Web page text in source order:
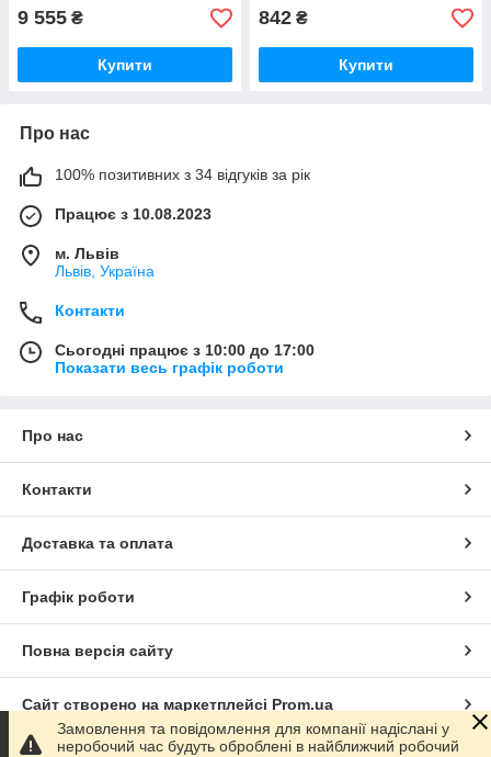
9 555 ₴
Купити
842 ₴
Купити
Про нас
100% позитивних з 34 відгуків за рік
Працює з 10.08.2023
м. Львів
Львів, Україна
Контакти
Сьогодні працює з 10:00 до 17:00
Показати весь графік роботи
Про нас
Контакти
Доставка та оплата
Графік роботи
Повна версія сайту
Сайт створено на маркетплейсі Prom.ua
Замовлення та повідомлення для компанії надіслані у
неробочий час будуть оброблені в найближчий робочий